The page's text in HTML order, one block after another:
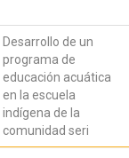
Desarrollo de un
programa de
educación acuática
en la escuela
indígena de la
comunidad seri